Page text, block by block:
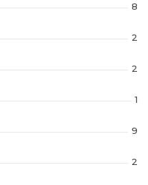
8
2
2
1
9
2